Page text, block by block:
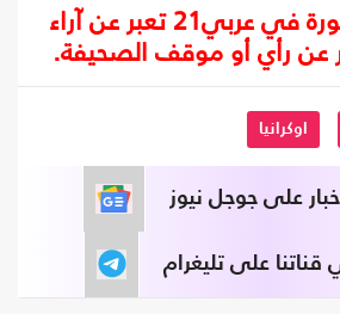
المقالات المنشورة في عربي21 تعبر عن آراء
عن رأي أو موقف الصحيفة.
اوكرانيا
على جوجل نيوز
على تليغرام